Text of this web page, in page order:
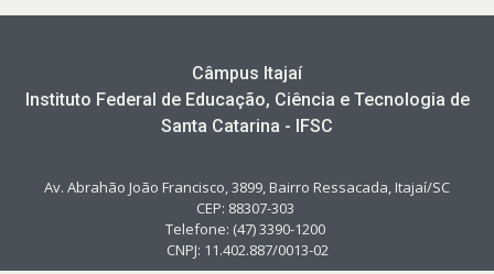
Câmpus Itajaí
Instituto Federal de Educação, Ciência e Tecnologia de
Santa Catarina - IFSC
Av. Abrahão João Francisco, 3899, Bairro Ressacada, Itajaí/SC
CEP: 88307-303
Telefone: (47) 3390-1200
CNPJ: 11.402.887/0013-02